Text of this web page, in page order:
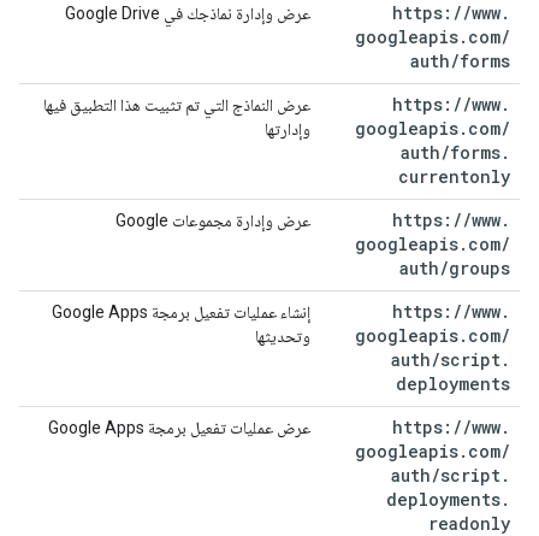
https: //www.
googleapis. com/
auth/forms
عرض وإدارة نماذجك في Google Drive
https: //www.
googleapis. com/
auth/forms.
currentonly
عرض النماذج التي تم تثبيت هذا التطبيق فيها
وإدارتها
https: //www.
googleapis. com/
auth/groups
عرض وإدارة مجموعات Google
https: //www.
googleapis. com/
auth/script.
deployments
إنشاء عمليات تفعيل برمجة Google Apps
وتحديثها
https: //www.
googleapis. com/
auth/script.
deployments.
readonly
عرض عمليات تفعيل برمجة Google Apps